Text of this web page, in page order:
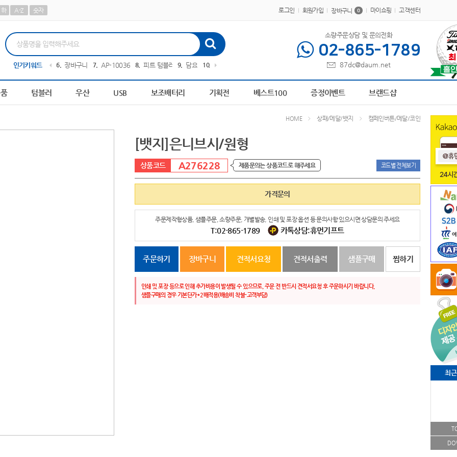
하 A-Z 숫자 로그인 회원가입 장바구니 0 마이쇼핑 고객센터
인기키워드
5 파스텔 칫솔 6 장바구니 7 AP-100364 8 피트 텀블러 9 담요 10 AP-100462 AP-1006164 AP-100209 파스텔 칫솔 6
소량주문상담 및 문의전화
02-865-1789
87dc@daum.net
텀블러 우산 USB 보조배터리 기획전 베스트100 증정이벤트 브랜드샵
최
HOME 상패/메달/뱃지 캠페인버튼/메달/코인
[뱃지]은니브시/원형
A276228 제품문의는 상품코드로 해주세요 코드별 전체보기
가격문의
주문제작형상품, 샘플주문, 소량주문, 개별발송, 인쇄 및 포장 옵션 등 문의사항 있으시면 상담문의 주세요
T:02-865-1789 카톡상담:휴먼기프트
주문하기 장바구니 견적서요청 견적서출력 샘플구매 찜하기
인쇄 및 포장 등으로 인해 추가비용이 발생될 수 있으므로, 주문 전 반드시 견적서요청 후 주문하시기 바랍니다.
샘플구매의 경우 기본단가*2배적용(배송비 착불-고객부담)